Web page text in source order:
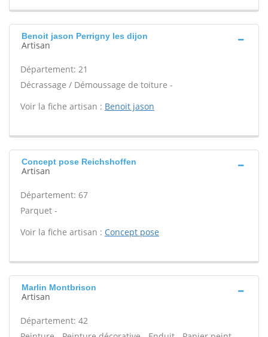
Benoit jason Perrigny les dijon
Artisan
Département: 21
Décrassage / Démoussage de toiture -
Voir la fiche artisan : Benoit jason
Concept pose Reichshoffen
Artisan
Département: 67
Parquet -
Voir la fiche artisan : Concept pose
Marlin Montbrison
Artisan
Département: 42